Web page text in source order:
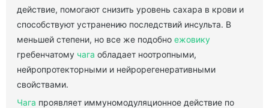
действие, помогают снизить уровень сахара в крови и
способствуют устранению последствий инсульта. В
меньшей степени, но все же подобно ежовику
гребенчатому чага обладает ноотропными,
нейропротекторными и нейрорегенеративными
свойствами.
Чага проявляет иммуномодуляционное действие по